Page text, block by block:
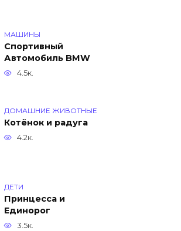
МАШИНЫ
Спортивный
Автомобиль BMW
4.5к.
ДОМАШНИЕ ЖИВОТНЫЕ
Котёнок и радуга
4.2к.
ДЕТИ
Принцесса и
Единорог
3.5к.